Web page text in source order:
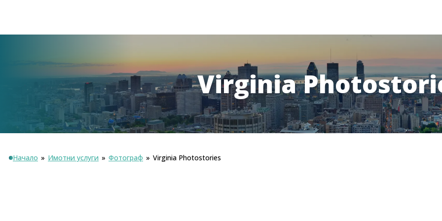
Virginia
Начало » Имотни услуги » Фотограф » Virginia Photostories